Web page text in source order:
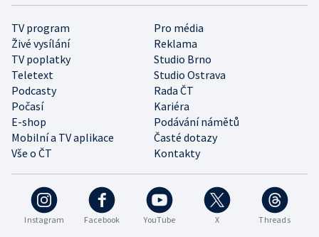
Instagram Facebook YouTube X Threads
TV program
Pro média
Živé vysílání
Reklama
TV poplatky
Studio Brno
Teletext
Studio Ostrava
Podcasty
Rada ČT
Počasí
Kariéra
E-shop
Podávání námětů
Mobilní a TV aplikace
Časté dotazy
Vše o ČT
Kontakty